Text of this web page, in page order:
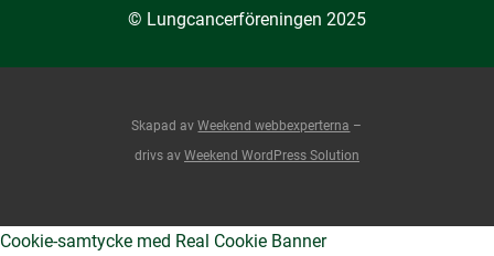
© Lungcancerföreningen 2025
Skapad avWeekend webbexperterna –
drivs av Weekend WordPress Solution
Cookie-samtycke med Real Cookie Banner